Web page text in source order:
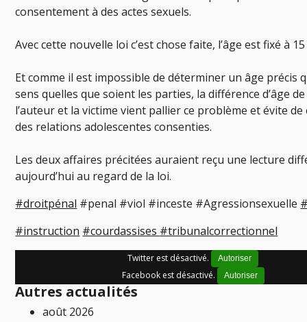
consentement à des actes sexuels.
Avec cette nouvelle loi c’est chose faite, l’âge est fixé à
Et comme il est impossible de déterminer un âge précis
sens quelles que soient les parties, la différence d’âge
l’auteur et la victime vient pallier ce problème et évite
des relations adolescentes consenties.
Les deux affaires précitées auraient reçu une lecture
aujourd’hui au regard de la loi.
#droitpénal #penal #viol #inceste #Agressionsexuelle
#instruction #courdassises #tribunalcorrectionnel
Twitter est désactivé. Autoriser
Facebook est désactivé. Autoriser
Autres actualités
août 2026